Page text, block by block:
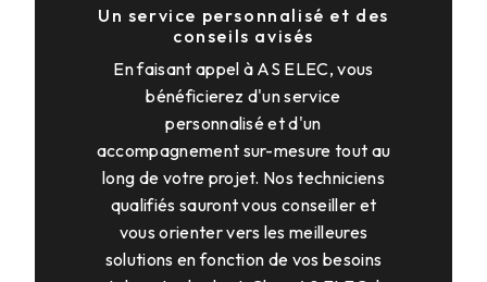
Un service personnalisé et des
conseils avisés
En faisant appel à AS ELEC, vous
bénéficierez d'un service
personnalisé et d'un
accompagnement sur-mesure tout au
long de votre projet. Nos techniciens
qualifiés sauront vous conseiller et
vous orienter vers les meilleures
solutions en fonction de vos besoins